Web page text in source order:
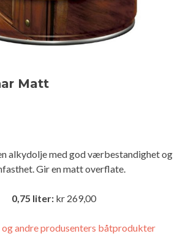
Matt
alkydolje med god værbestandighet og
Gir en matt overflate.
0,75 liter: kr 269,00
og andre produsenters båtprodukter